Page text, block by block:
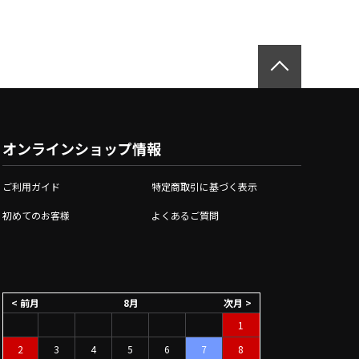
オンラインショップ情報
ご利用ガイド 特定商取引に基づく表示
初めてのお客様 よくあるご質問
8月
< 前月
次月 >
1
2
3 4 5 6 7 8